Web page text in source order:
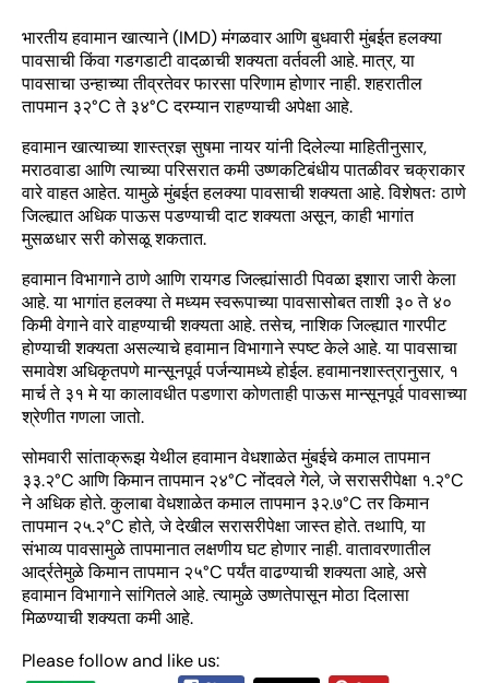
भारतीय हवामान खात्याने (IMD) मंगळवार आणि बुधवारी मुंबईत हलक्या
पावसाची किंवा गडगडाटी वादळाची शक्यता वर्तवली आहे. मात्र, या
पावसाचा उन्हाच्या तीव्रतेवर फारसा परिणाम होणार नाही. शहरातील
तापमान ३२°C ते ३४°C दरम्यान राहण्याची अपेक्षा आहे.
हवामान खात्याच्या शास्त्रज्ञ सुषमा नायर यांनी दिलेल्या माहितीनुसार,
मराठवाडा आणि त्याच्या परिसरात कमी उष्णकटिबंधीय पातळीवर चक्राकार
वारे वाहत आहेत. यामुळे मुंबईत हलक्या पावसाची शक्यता आहे. विशेषतः ठाणे
जिल्ह्यात अधिक पाऊस पडण्याची दाट शक्यता असून, काही भागांत
मुसळधार सरी कोसळू शकतात.
हवामान विभागाने ठाणे आणि रायगड जिल्ह्यांसाठी पिवळा इशारा जारी केला
आहे. या भागांत हलक्या ते मध्यम स्वरूपाच्या पावसासोबत ताशी ३० ते ४०
किमी वेगाने वारे वाहण्याची शक्यता आहे. तसेच, नाशिक जिल्ह्यात गारपीट
होण्याची शक्यता असल्याचे हवामान विभागाने स्पष्ट केले आहे. या पावसाचा
समावेश अधिकृतपणे मान्सूनपूर्व पर्जन्यामध्ये होईल. हवामानशास्त्रानुसार, १
मार्च ते ३१ मे या कालावधीत पडणारा कोणताही पाऊस मान्सूनपूर्व पावसाच्या
श्रेणीत गणला जातो.
सोमवारी सांताक्रूझ येथील हवामान वेधशाळेत मुंबईचे कमाल तापमान
३३.२°C आणि किमान तापमान २४°C नोंदवले गेले, जे सरासरीपेक्षा १.२°C
ने अधिक होते. कुलाबा वेधशाळेत कमाल तापमान ३२.७°C तर किमान
तापमान २५.२°C होते, जे देखील सरासरीपेक्षा जास्त होते. तथापि, या
संभाव्य पावसामुळे तापमानात लक्षणीय घट होणार नाही. वातावरणातील
आर्द्रतेमुळे किमान तापमान २५°C पर्यंत वाढण्याची शक्यता आहे, असे
हवामान विभागाने सांगितले आहे. त्यामुळे उष्णतेपासून मोठा दिलासा
मिळण्याची शक्यता कमी आहे.
Please follow and like us: